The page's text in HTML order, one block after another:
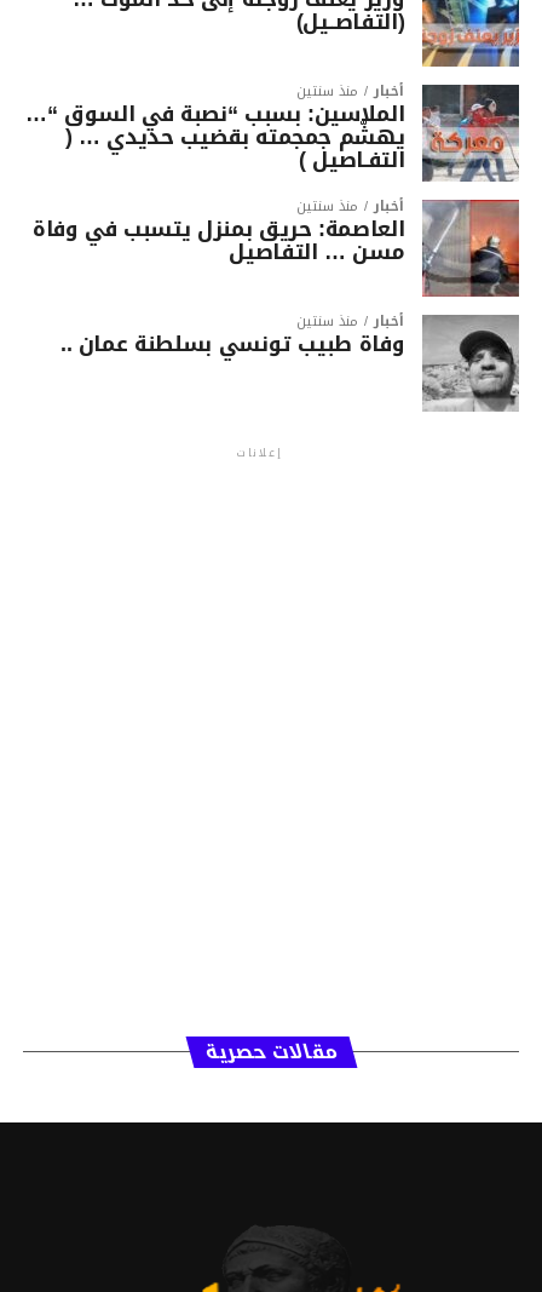
(التفاصــيل)
أخبار منذ سنتين
الملاسين: بسبب “نصبة في السوق “…
يهشّم جمجمته بقضيب حديدي … (
التفـاصيل )
أخبار منذ سنتين
العاصمة: حريق بمنزل يتسبب في وفاة
مسن … التفاصيل
أخبار منذ سنتين
وفاة طبيب تونسي بسلطنة عمان ..
إعلانات
مقالات حصرية